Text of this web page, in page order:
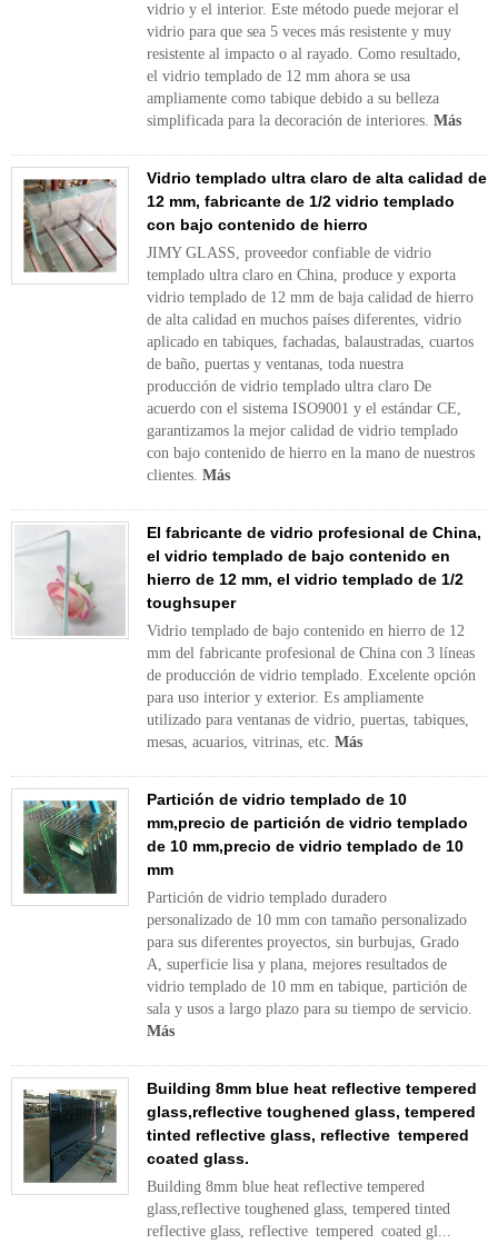
vidrio y el interior. Este método puede mejorar el
vidrio para que sea 5 veces más resistente y muy
resistente al impacto o al rayado. Como resultado,
el vidrio templado de 12 mm ahora se usa
ampliamente como tabique debido a su belleza
simplificada para la decoración de interiores. Más
Vidrio templado ultra claro de alta calidad de
12 mm, fabricante de 1/2 vidrio templado
con bajo contenido de hierro
JIMY GLASS, proveedor confiable de vidrio
templado ultra claro en China, produce y exporta
vidrio templado de 12 mm de baja calidad de hierro
de alta calidad en muchos países diferentes, vidrio
aplicado en tabiques, fachadas, balaustradas, cuartos
de baño, puertas y ventanas, toda nuestra
producción de vidrio templado ultra claro De
acuerdo con el sistema ISO9001 y el estándar CE,
garantizamos la mejor calidad de vidrio templado
con bajo contenido de hierro en la mano de nuestros
clientes. Más
El fabricante de vidrio profesional de China,
el vidrio templado de bajo contenido en
hierro de 12 mm, el vidrio templado de 1/2
toughsuper
Vidrio templado de bajo contenido en hierro de 12
mm del fabricante profesional de China con 3 líneas
de producción de vidrio templado. Excelente opción
para uso interior y exterior. Es ampliamente
utilizado para ventanas de vidrio, puertas, tabiques,
mesas, acuarios, vitrinas, etc. Más
Partición de vidrio templado de 10
mm,precio de partición de vidrio templado
de 10 mm,precio de vidrio templado de 10
mm
Partición de vidrio templado duradero
personalizado de 10 mm con tamaño personalizado
para sus diferentes proyectos, sin burbujas, Grado
A, superficie lisa y plana, mejores resultados de
vidrio templado de 10 mm en tabique, partición de
sala y usos a largo plazo para su tiempo de servicio.
Más
Building 8mm blue heat reflective tempered
glass,reflective toughened glass, tempered
tinted reflective glass, reflective tempered
coated glass.
Building 8mm blue heat reflective tempered
glass,reflective toughened glass, tempered tinted
reflective glass, reflective tempered coated gl...